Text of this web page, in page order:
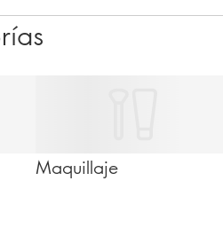
Maquillaje